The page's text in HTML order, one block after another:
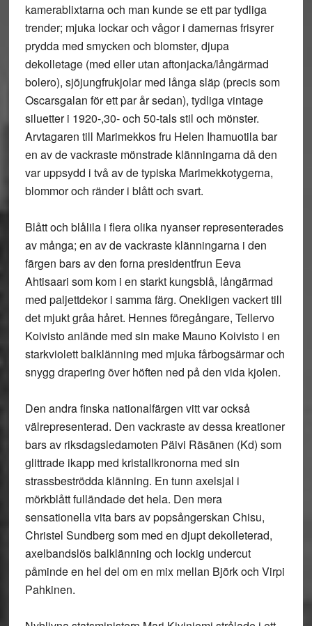
kamerablixtarna och man kunde se ett par tydliga
trender; mjuka lockar och vågor i damernas frisyrer
prydda med smycken och blomster, djupa
dekolletage (med eller utan aftonjacka/långärmad
bolero), sjöjungfrukjolar med långa släp (precis som
Oscarsgalan för ett par år sedan), tydliga vintage
siluetter i 1920-,30- och 50-tals stil och mönster.
Arvtagaren till Marimekkos fru Helen Ihamuotila bar
en av de vackraste mönstrade klänningarna då den
var uppsydd i två av de typiska Marimekkotygerna,
blommor och ränder i blått och svart.
Blått och blålila i flera olika nyanser representerades
av många; en av de vackraste klänningarna i den
färgen bars av den forna presidentfrun Eeva
Ahtisaari som kom i en starkt kungsblå, långärmad
med paljettdekor i samma färg. Onekligen vackert till
det mjukt gråa håret. Hennes föregångare, Tellervo
Koivisto anlände med sin make Mauno Koivisto i en
starkviolett balklänning med mjuka fårbogsärmar och
snygg drapering över höften ned på den vida kjolen.
Den andra finska nationalfärgen vitt var också
välrepresenterad. Den vackraste av dessa kreationer
bars av riksdagsledamoten Päivi Räsänen (Kd) som
glittrade ikapp med kristallkronorna med sin
strassbeströdda klänning. En tunn axelsjal i
mörkblått fulländade det hela. Den mera
sensationella vita bars av popsångerskan Chisu,
Christel Sundberg som med en djupt dekolleterad,
axelbandslös balklänning och lockig undercut
påminde en hel del om en mix mellan Björk och Virpi
Pahkinen.